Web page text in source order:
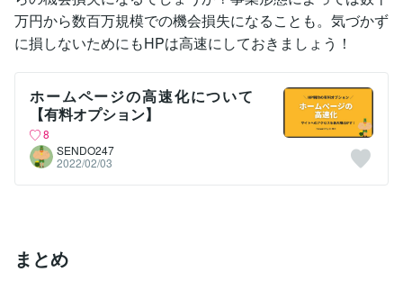
万円から数百万規模での機会損失になることも。気づかず
に損しないためにもHPは高速にしておきましょう！
ホームページの高速化について
【有料オプション】
8
SENDO247
2022/02/03
まとめ